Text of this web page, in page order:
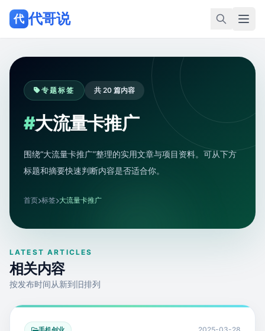
代 代哥说
专题标签 共 20 篇内容
#大流量卡推广
围绕“大流量卡推广”整理的实用文章与项目资料。可从下方
标题和摘要快速判断内容是否适合你。
首页 标签 大流量卡推广
LATEST ARTICLES
相关内容
按发布时间从新到旧排列